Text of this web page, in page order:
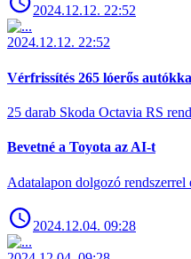
2024.12.12. 22:52
2024.12.12. 22:52
Vérfrissítés 265 lóerős
25 darab Skoda Octavia RS
Bevetné a Toyota az AI-t
Adatalapon dolgozó rendszerrel
2024.12.04. 09:28